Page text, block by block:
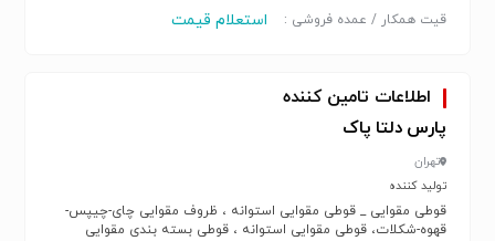
قیت همکار / عمده فروشی : استعلام قیمت
اطلاعات تامین کننده
پارس دلتا پاک
تهران
تولید کننده
قوطی مقوایی _ قوطی مقوایی استوانه ، ظروف مقوایی چای-چیپس-
قهوه-شکلات، قوطی مقوایی استوانه ، قوطی بسته بندی مقوایی